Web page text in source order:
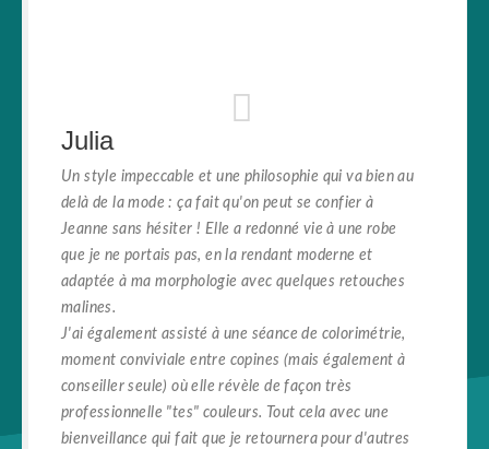
Julia
Un style impeccable et une philosophie qui va bien au
delà de la mode : ça fait qu'on peut se confier à
Jeanne sans hésiter ! Elle a redonné vie à une robe
que je ne portais pas, en la rendant moderne et
adaptée à ma morphologie avec quelques retouches
malines.
J'ai également assisté à une séance de colorimétrie,
moment conviviale entre copines (mais également à
conseiller seule) où elle révèle de façon très
professionnelle "tes" couleurs. Tout cela avec une
bienveillance qui fait que je retournera pour d'autres